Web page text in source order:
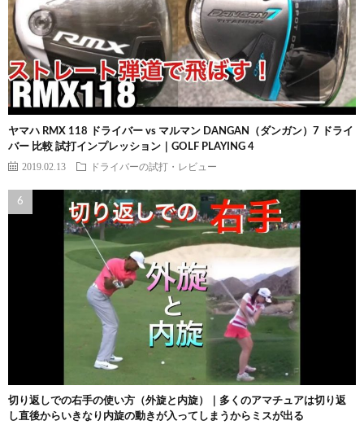
ヤマハ RMX 118 ドライバー vs マルマン DANGAN（ダンガン）7 ドライ
バー 比較 試打インプレッション｜GOLF PLAYING 4
2019.02.13 ドライバーの試打・レビュー
切り返しでの右手の使い方（外旋と内旋）｜多くのアマチュアは切り返
し直後からいきなり内旋の動きが入ってしまうからミスが出る